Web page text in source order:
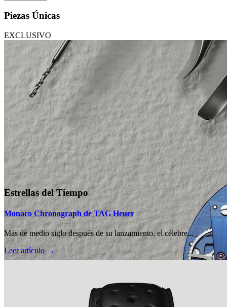
Piezas Únicas
EXCLUSIVO
Estrellas del Tiempo
Monaco Chronograph de TAG Heuer
Más de medio siglo después de su lanzamiento, el célebre...
Leer artículo →